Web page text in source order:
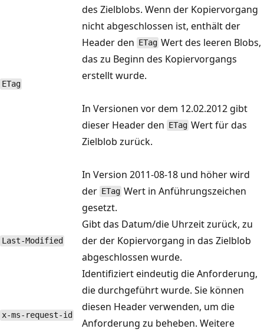
ETag
des Zielblobs. Wenn der Kopiervorgang
nicht abgeschlossen ist, enthält der
Header den ETag Wert des leeren Blobs,
das zu Beginn des Kopiervorgangs
erstellt wurde.
In Versionen vor dem 12.02.2012 gibt
dieser Header den ETag Wert für das
Zielblob zurück.
In Version 2011-08-18 und höher wird
der ETag Wert in Anführungszeichen
gesetzt.
Last-Modified
Gibt das Datum/die Uhrzeit zurück, zu
der der Kopiervorgang in das Zielblob
abgeschlossen wurde.
x-ms-request-id
Identifiziert eindeutig die Anforderung,
die durchgeführt wurde. Sie können
diesen Header verwenden, um die
Anforderung zu beheben. Weitere